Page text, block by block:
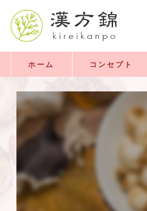
ホーム コンセプト
京都にある漢方錦とは
京都にある漢方錦